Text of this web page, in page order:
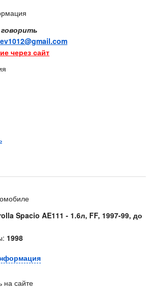
через сайт
Spacio AE111 - 1.6л, FF, 1997-99, до
1998
на сайте